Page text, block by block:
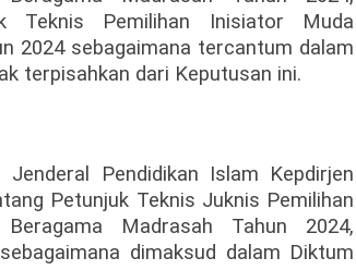
Teknis Pemilihan Inisiator Muda
2024 sebagaimana tercantum dalam
terpisahkan dari Keputusan ini.
Pendidikan Islam Kepdirjen
Petunjuk Teknis Juknis Pemilihan
Madrasah Tahun 2024,
dimaksud dalam Diktum